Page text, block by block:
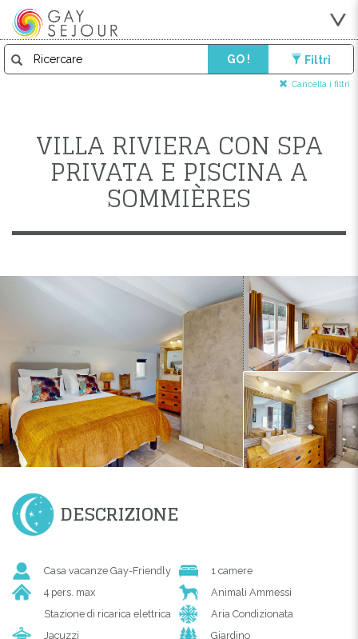
GO ! Filtri
Cancella i filtri
VILLA RIVIERA CON SPA
PRIVATA E PISCINA A
SOMMIÈRES
DESCRIZIONE
Casa vacanze Gay-Friendly
1 camere
4 pers. max
Animali Ammessi
Stazione di ricarica elettrica
Aria Condizionata
Jacuzzi
Giardino